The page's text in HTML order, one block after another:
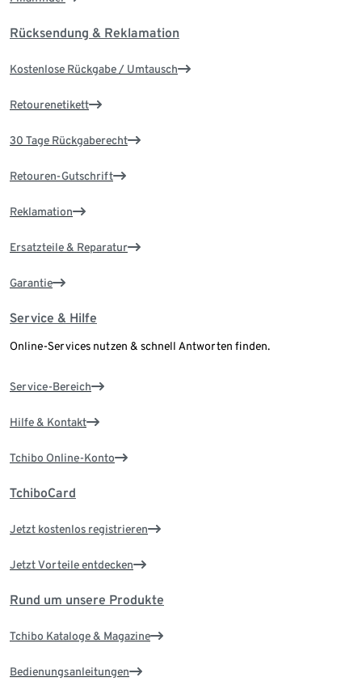
Rücksendung & Reklamation
Kostenlose Rückgabe / Umtausch
Retourenetikett
30 Tage Rückgaberecht
Retouren-Gutschrift
Reklamation
Ersatzteile & Reparatur
Garantie
Service & Hilfe
Online-Services nutzen & schnell Antworten finden.
Service-Bereich
Hilfe & Kontakt
Tchibo Online-Konto
TchiboCard
Jetzt kostenlos registrieren
Jetzt Vorteile entdecken
Rund um unsere Produkte
Tchibo Kataloge & Magazine
Bedienungsanleitungen